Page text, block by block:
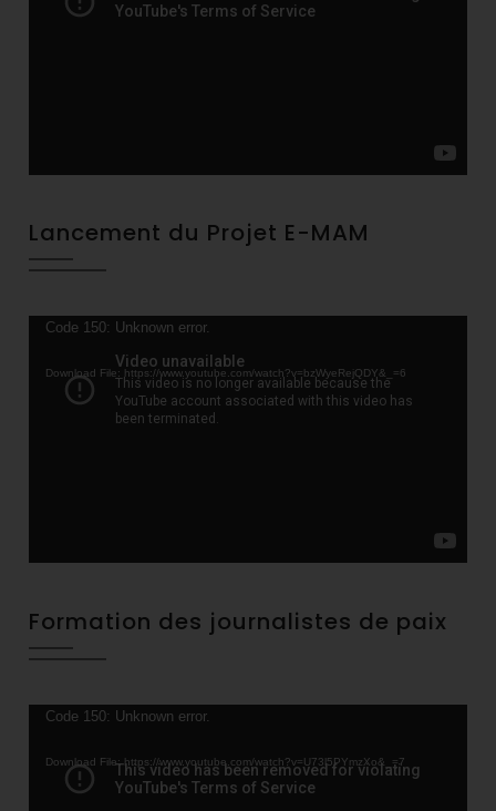
Lancement du Projet E-MAM
Video
Code 150: Unknown error.
Download File: https://www.youtube.com/watch?v=bzWyeRejQDY&_=6
Formation des journalistes de paix
Video
Code 150: Unknown error.
Download File: https://www.youtube.com/watch?v=U73l5PYmzXo&_=7